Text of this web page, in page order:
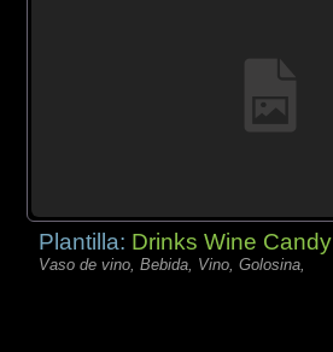
Plantilla: Drinks Wine Candy
Vaso de vino, Bebida, Vino, Golosina,